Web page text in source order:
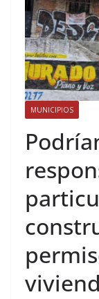
MUNICIPIOS